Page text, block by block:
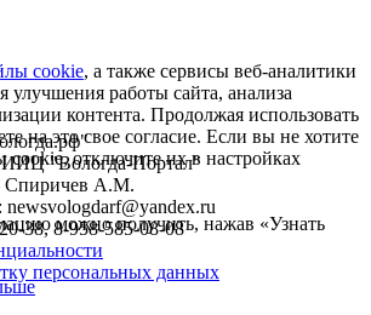
"Вологда-Портал"
Спиричев А.М.
newsvologdarf@yandex.ru
38, 8-958-585-08-08
персональных данных
cookie, а также сервисы веб-аналитики
улучшения работы сайта, анализа
контента. Продолжая использовать
на это свое согласие. Если вы не хотите
cookie, отключите их в настройках
можно получить, нажав «Узнать